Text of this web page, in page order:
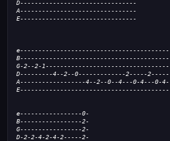
D--------------------------------
A--------------------------------
E--------------------------------
e-----------------------------------------
B-----------------------------------------
G-2--2-1----------------------------------
D---------4--2--0-------------2-----2-----
A------------------4--2--0--4---0-4---0-4-
E-----------------------------------------
e-----------------0-
B-----------------2-
G-----------------2-
D-2-2-4-2-4-2-----2-